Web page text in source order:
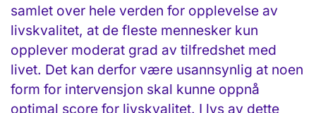
samlet over hele verden for opplevelse av
livskvalitet, at de fleste mennesker kun
opplever moderat grad av tilfredshet med
livet. Det kan derfor være usannsynlig at noen
form for intervensjon skal kunne oppnå
optimal score for livskvalitet. I lys av dette